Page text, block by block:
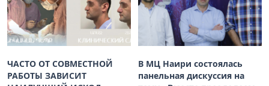
ЧАСТО ОТ СОВМЕСТНОЙ
РАБОТЫ ЗАВИСИТ
В МЦ Наири состоялась
панельная дискуссия на